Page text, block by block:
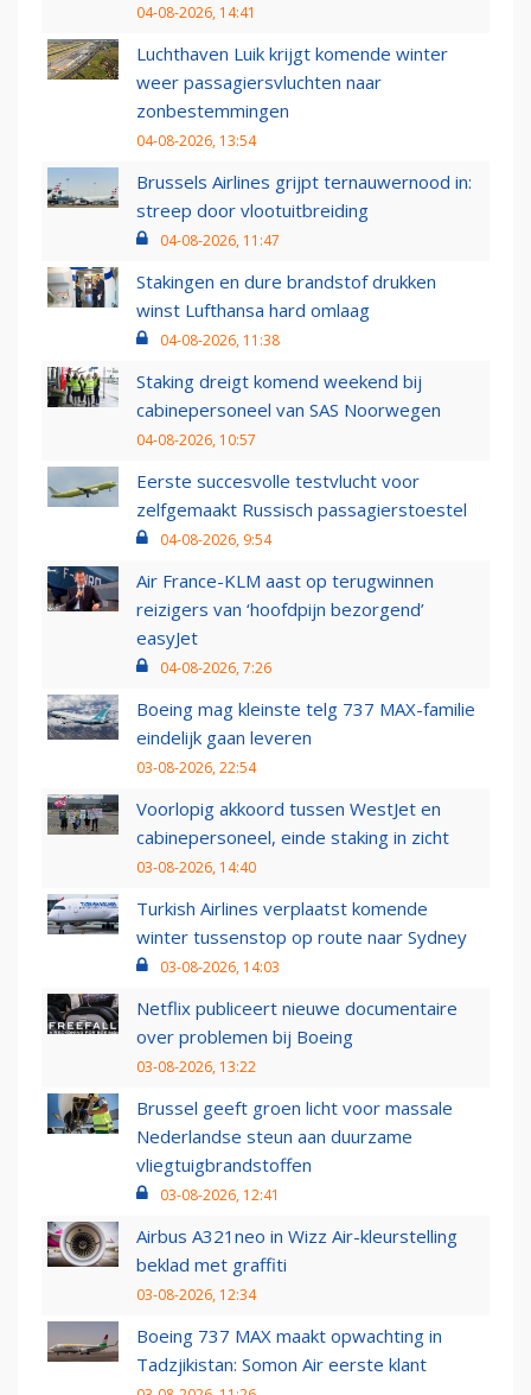
04-08-2026, 14:41
Luchthaven Luik krijgt komende winter
weer passagiersvluchten naar
zonbestemmingen
04-08-2026, 13:54
Brussels Airlines grijpt ternauwernood in:
streep door vlootuitbreiding
04-08-2026, 11:47
Stakingen en dure brandstof drukken
winst Lufthansa hard omlaag
04-08-2026, 11:38
Staking dreigt komend weekend bij
cabinepersoneel van SAS Noorwegen
04-08-2026, 10:57
Eerste succesvolle testvlucht voor
zelfgemaakt Russisch passagierstoestel
04-08-2026, 9:54
Air France-KLM aast op terugwinnen
reizigers van ‘hoofdpijn bezorgend’
easyJet
04-08-2026, 7:26
Boeing mag kleinste telg 737 MAX-familie
eindelijk gaan leveren
03-08-2026, 22:54
Voorlopig akkoord tussen WestJet en
cabinepersoneel, einde staking in zicht
03-08-2026, 14:40
Turkish Airlines verplaatst komende
winter tussenstop op route naar Sydney
03-08-2026, 14:03
Netflix publiceert nieuwe documentaire
over problemen bij Boeing
03-08-2026, 13:22
Brussel geeft groen licht voor massale
Nederlandse steun aan duurzame
vliegtuigbrandstoffen
03-08-2026, 12:41
Airbus A321neo in Wizz Air-kleurstelling
beklad met graffiti
03-08-2026, 12:34
Boeing 737 MAX maakt opwachting in
Tadzjikistan: Somon Air eerste klant